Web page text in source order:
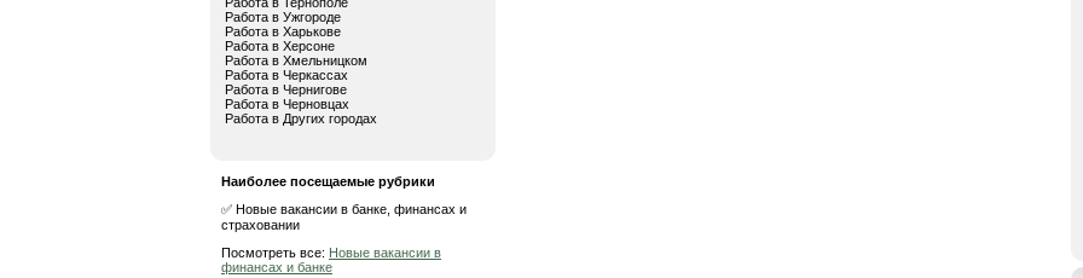
Работа в Ужгороде
Работа в Харькове
Работа в Херсоне
Работа в Хмельницком
Работа в Черкассах
Работа в Чернигове
Работа в Черновцах
Работа в Других городах
Наиболее посещаемые рубрики
✅ Новые вакансии в банке, финансах и
страховании
Посмотреть все: Новые вакансии в
финансах и банке